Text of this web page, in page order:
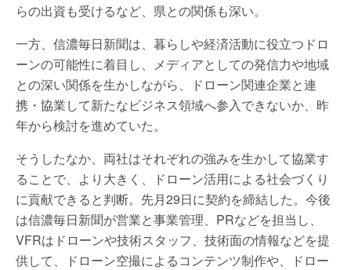
らの出資も受けるなど、県との関係も深い。
一方、信濃毎日新聞は、暮らしや経済活動に役立つドロ
ーンの可能性に着目し、メディアとしての発信力や地域
との深い関係を生かしながら、ドローン関連企業と連
携・協業して新たなビジネス領域へ参入できないか、昨
年から検討を進めていた。
そうしたなか、両社はそれぞれの強みを生かして協業す
ることで、より大きく、ドローン活用による社会づくり
に貢献できると判断。先月29日に契約を締結した。今後
は信濃毎日新聞が営業と事業管理、PRなどを担当し、
VFRはドローンや技術スタッフ、技術面の情報などを提
供して、ドローン空撮によるコンテンツ制作や、ドロー